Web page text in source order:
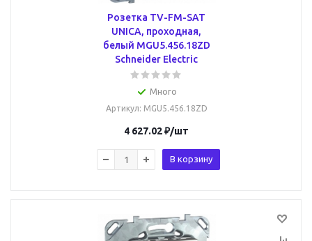
Розетка TV-FM-SAT
UNICA, проходная,
белый MGU5.456.18ZD
Schneider Electric
Много
Артикул: MGU5.456.18ZD
4 627.02₽/шт
В корзину